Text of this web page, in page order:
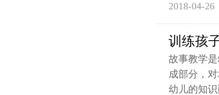
2018-04-26
训练孩
故事教学
成部分，
幼儿的知